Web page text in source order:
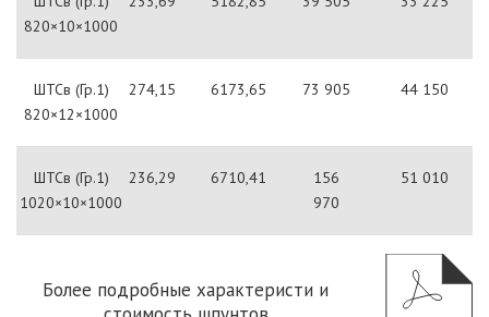
820×10×1000
ШТСв (Гр.1)
820×12×1000
274,15 6173,65 73 905 44 150
ШТСв (Гр.1)
1020×10×1000
236,29 6710,41
156
970
51 010
Более подробные характеристи и